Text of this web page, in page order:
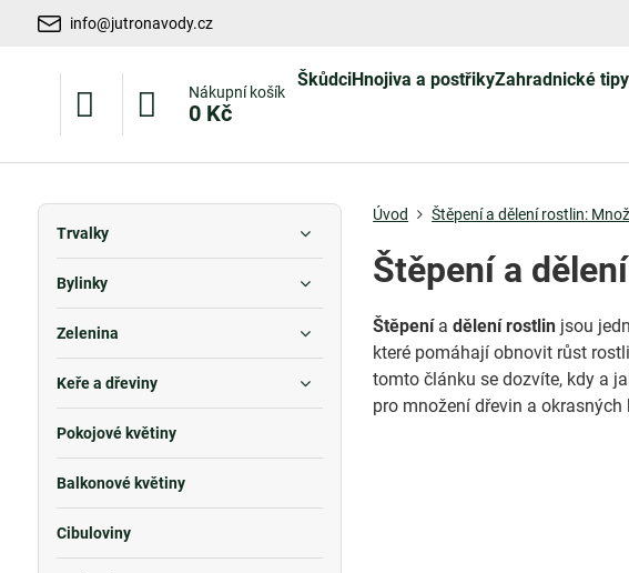
info@jutronavody.cz
Nákupní košík
0 Kč
ŠkůdciHnojiva a postřikyZahradnické tipy
Úvod Štěpení a dělení rostlin:
Štěpení a
Štěpení a dělení rostlin jsou
které pomáhají obnovit růst
tomto článku se dozvíte, kdy a
pro množení dřevin a okrasných
Trvalky
Bylinky
Zelenina
Keře a dřeviny
Pokojové květiny
Balkonové květiny
Cibuloviny